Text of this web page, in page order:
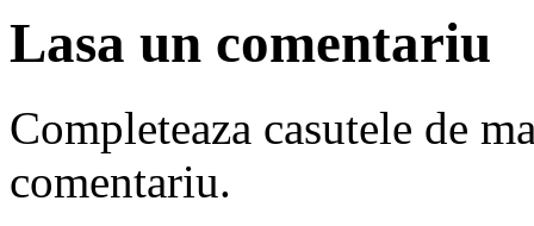
Lasa un comentariu
Completeaza casutele de
comentariu.